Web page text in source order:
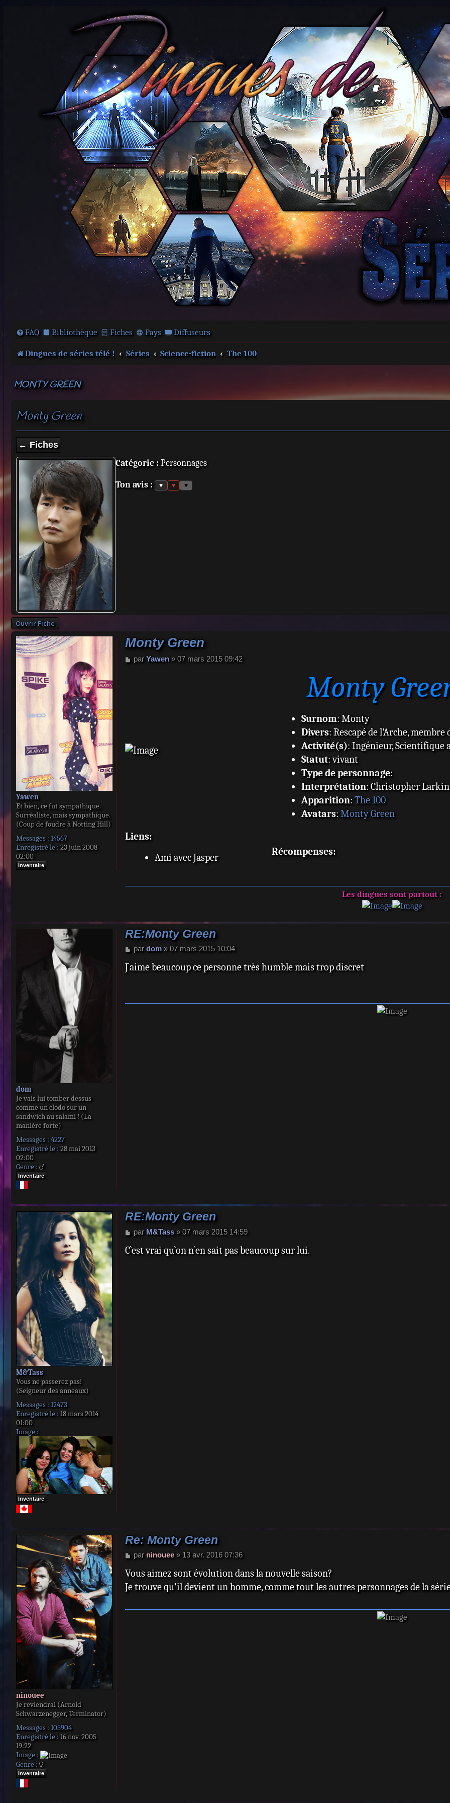
FAQ Bibliothèque Fiches Pays Diffuseurs
Dingues de séries télé ! Séries Science-fiction The 100
MONTY GREEN
Monty Green
← Fiches
Catégorie : Personnages
Ton avis : ♥ ♥ ♥
Ouvrir Fiche
Yawen
Et bien, ce fut sympathique.
Surréaliste, mais sympathique.
(Coup de foudre à Notting Hill)
Messages : 14567
Enregistré le : 23 juin 2008
02:00
Inventaire
Monty Green
M
par Yawen» 07 mars 2015 09:42
Monty
Surnom: Monty
Divers: Rescapé de l'Arche, membre
Activité(s): Ingénieur, Scientifique
Statut: vivant
Type de personnage:
Interprétation: Christopher Larkin
Apparition: The 100
Avatars: Monty Green
Liens:
Ami avec Jasper
Récompenses:
Les dingues sont partout :
dom
Je vais lui tomber dessus
comme un clodo sur un
sandwich au salami ! (La
manière forte)
Messages : 4227
Enregistré le : 28 mai 2013
02:00
Genre :
Inventaire
RE:Monty Green
M
s
e
par dom» 07 mars 2015 10:04
J`aime beaucoup ce personne très humble mais trop discret
M&Tass
Vous ne passerez pas!
(Seigneur des anneaux)
Messages : 12473
Enregistré le : 18 mars 2014
01:00
Image :
Inventaire
RE:Monty Green
M
s
par M&Tass» 07 mars 2015 14:59
C`est vrai qu`on n`en sait pas beaucoup sur lui.
ninouee
Je reviendrai (Arnold
Schwarzenegger, Terminator)
Messages : 105904
Enregistré le : 16 nov. 2005
19:22
Image :
Genre :
Inventaire
Re: Monty Green
M
s
a
e
par ninouee» 13 avr. 2016 07:36
Vous aimez sont évolution dans la nouvelle saison?
Je trouve qu'il devient un homme, comme tout les autres personnages de la